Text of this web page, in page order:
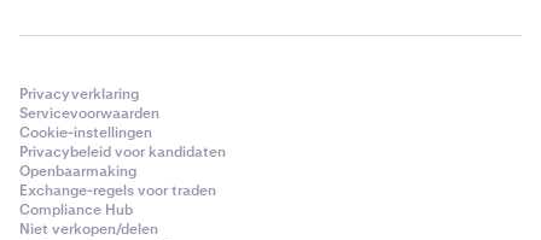
Privacyverklaring
Servicevoorwaarden
Cookie-instellingen
Privacybeleid voor kandidaten
Openbaarmaking
Exchange-regels voor traden
Compliance Hub
Niet verkopen/delen